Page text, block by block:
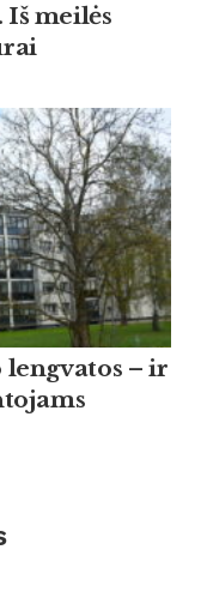
meilės
lengvatos – ir